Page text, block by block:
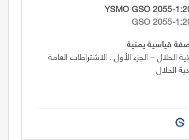
YSMO GSO 2055-
GSO 2055-
قياسية يمنية
الحلال – الجزء الأول : الاشتراطات العامة
الحلال